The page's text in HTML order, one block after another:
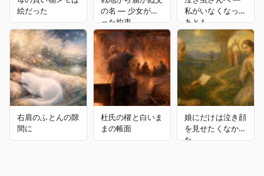
絵だった
の名 ― 少女が守
った約束
私がいなくなった
あとも
右肩のふとんの隙
間に
杜氏の櫂と白いま
まの帳面
娘にだけは泣き顔
を見せたくなかっ
た